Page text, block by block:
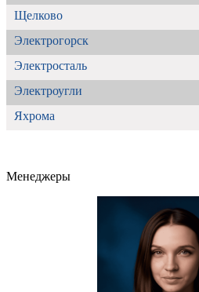
Щелково
Электрогорск
Электросталь
Электроугли
Яхрома
Менеджеры